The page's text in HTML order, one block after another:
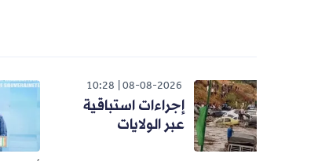
08-08-2026
10:28
إجراءات استباقية
عبر الولايات